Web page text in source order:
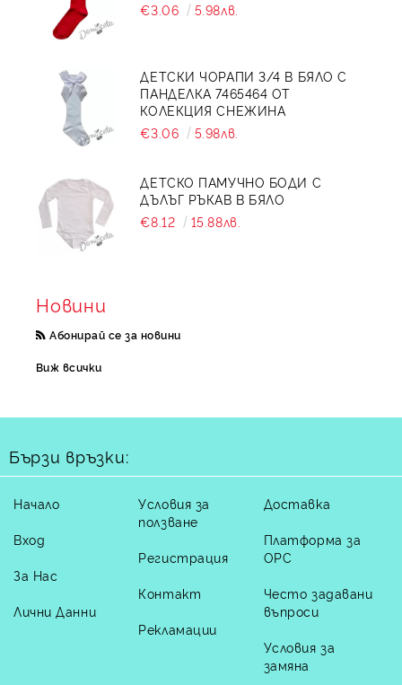
€3.06
5.98лв.
ДЕТСКИ ЧОРАПИ 3/4 В БЯЛО С
ПАНДЕЛКА 7465464 ОТ
КОЛЕКЦИЯ СНЕЖИНА
€3.06
5.98лв.
ДЕТСКО ПАМУЧНО БОДИ С
ДЪЛЪГ РЪКАВ В БЯЛО
€8.12
15.88лв.
Новини
Абонирай се за новини
Виж всички
Бързи връзки:
Начало
Вход
За Нас
Лични Данни
Условия за
ползване
Регистрация
Контакт
Рекламации
Доставка
Платформа за
ОРС
Често задавани
въпроси
Условия за
замяна